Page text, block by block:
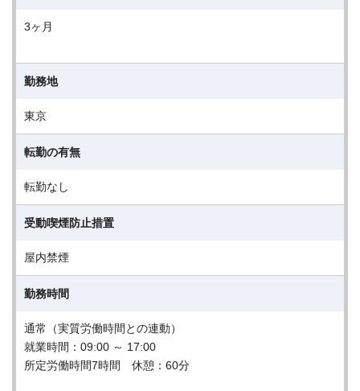
3ヶ月
勤務地
東京
転勤の有無
転勤なし
受動喫煙防止措置
屋内禁煙
勤務時間
通常（実質労働時間との連動）
就業時間：09:00 ～ 17:00
所定労働時間7時間 休憩：60分